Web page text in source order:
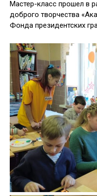
Мастер-класс прошел в
доброго творчества
Фонда президентских